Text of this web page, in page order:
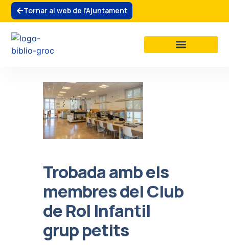
Tornar al web de l'Ajuntament
Trobada amb els
membres del Club
de Rol Infantil
grup petits